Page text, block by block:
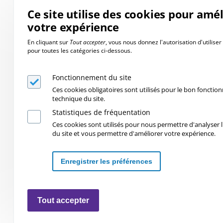
Ce site utilise des cookies pour
votre expérience
En cliquant sur Tout accepter, vous nous donnez l'autorisation d'utiliser
pour toutes les catégories ci-dessous.
Fonctionnement du site
Ces cookies obligatoires sont utilisés pour le bon
technique du site.
Statistiques de fréquentation
Ces cookies sont utilisés pour nous permettre d'analyser
du site et vous permettre d'améliorer votre expérience.
Enregistrer les préférences
Tout accepter